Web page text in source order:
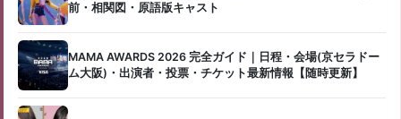
前・相関図・原語版キャスト
MAMA AWARDS 2026 完全ガイド｜日程・会場(京セラドー
ム大阪)・出演者・投票・チケット最新情報【随時更新】